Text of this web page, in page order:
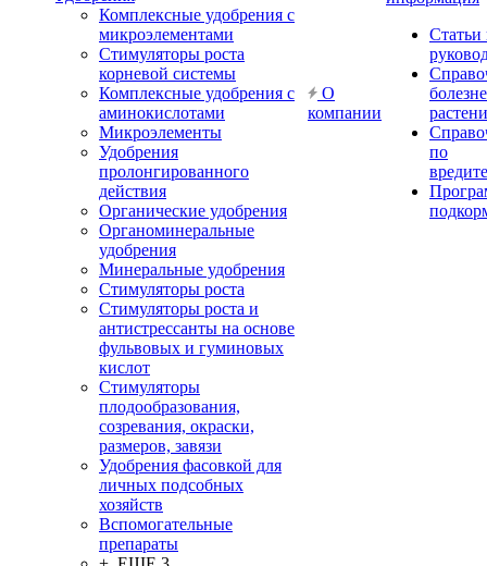
Комплексные удобрения с
микроэлементами
Стимуляторы роста
корневой системы
Комплексные удобрения с
аминокислотами
Микроэлементы
Удобрения
пролонгированного
действия
Органические удобрения
Органоминеральные
удобрения
Минеральные удобрения
Стимуляторы роста
Стимуляторы роста и
антистрессанты на основе
фульвовых и гуминовых
кислот
Стимуляторы
плодообразования,
созревания, окраски,
размеров, завязи
Удобрения фасовкой для
личных подсобных
хозяйств
Вспомогательные
препараты
О
компании
Статьи
по